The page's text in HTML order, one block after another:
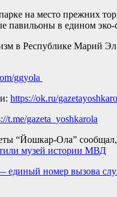
на место прежних
павильоны в едином эко-
в Республике Марий Эл
ggyola
https://ok.ru/
t.me/gazeta_yoshkarola
“Йошкар-Ола”
музей истории МВД
единый номер вызова